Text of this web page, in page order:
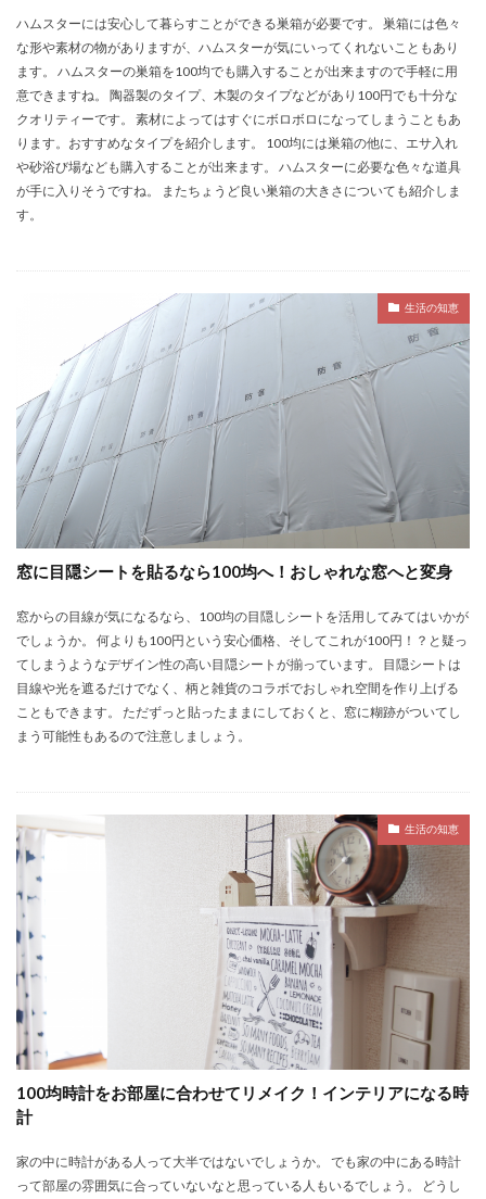
ハムスターには安心して暮らすことができる巣箱が必要です。 巣箱には色々
な形や素材の物がありますが、ハムスターが気にいってくれないこともあり
ます。 ハムスターの巣箱を100均でも購入することが出来ますので手軽に用
意できますね。 陶器製のタイプ、木製のタイプなどがあり100円でも十分な
クオリティーです。 素材によってはすぐにボロボロになってしまうこともあ
ります。おすすめなタイプを紹介します。 100均には巣箱の他に、エサ入れ
や砂浴び場なども購入することが出来ます。 ハムスターに必要な色々な道具
が手に入りそうですね。 またちょうど良い巣箱の大きさについても紹介しま
す。
生活の知恵
窓に目隠シートを貼るなら100均へ！おしゃれな窓へと変身
窓からの目線が気になるなら、100均の目隠しシートを活用してみてはいかが
でしょうか。 何よりも100円という安心価格、そしてこれが100円！？と疑っ
てしまうようなデザイン性の高い目隠シートが揃っています。 目隠シートは
目線や光を遮るだけでなく、柄と雑貨のコラボでおしゃれ空間を作り上げる
こともできます。 ただずっと貼ったままにしておくと、窓に糊跡がついてし
まう可能性もあるので注意しましょう。
生活の知恵
100均時計をお部屋に合わせてリメイク！インテリアになる時
計
家の中に時計がある人って大半ではないでしょうか。 でも家の中にある時計
って部屋の雰囲気に合っていないなと思っている人もいるでしょう。 どうし